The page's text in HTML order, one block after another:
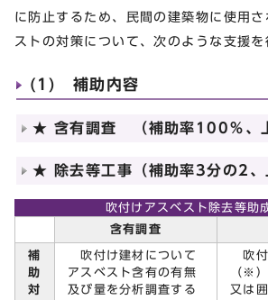
に防止するため、民間の建築物に使用
ストの対策について、次のような支援を
(1) 補助内容
★ 含有調査 （補助率100％、
★ 除去等工事（補助率3分の2、
吹付けアスベスト除去等助
含有調査
補
助
対
吹付け建材について
アスベスト含有の有無
及び量を分析調査する
吹付
（※
又は